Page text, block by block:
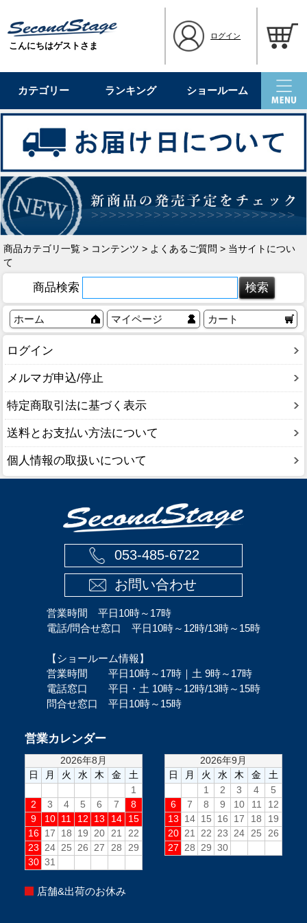
こんにちはゲストさま
ログイン
カテゴリー ランキング ショールーム
商品カテゴリ一覧 > コンテンツ > よくあるご質問 > 当サイトについ
て
商品検索
ホーム マイページ カート
ログイン
メルマガ申込/停止
特定商取引法に基づく表示
送料とお支払い方法について
個人情報の取扱いについて
053-485-6722
お問い合わせ
営業時間 平日10時～17時
電話/問合せ窓口 平日10時～12時/13時～15時
【ショールーム情報】
営業時間 平日10時～17時｜土 9時～17時
電話窓口 平日・土 10時～12時/13時～15時
問合せ窓口 平日10時～15時
営業カレンダー
店舗&出荷のお休み